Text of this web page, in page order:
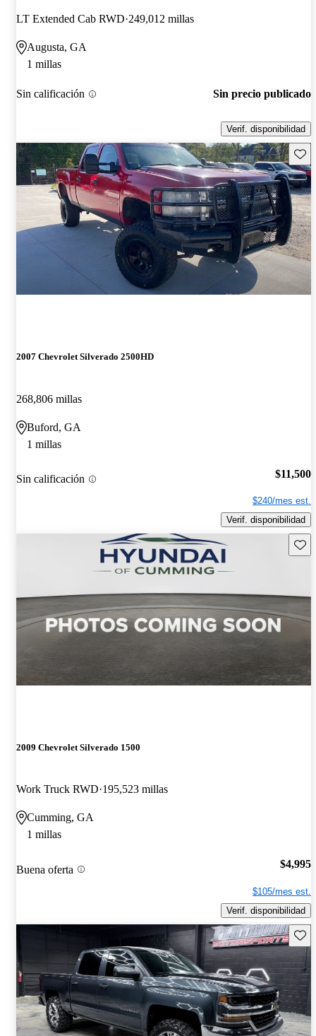
LT Extended Cab RWD 249,012 millas
Augusta, GA
1 millas
Sin calificación Sin precio publicado
Verif. disponibilidad
2007 Chevrolet Silverado 2500HD
268,806 millas
Buford, GA
1 millas
Sin calificación $11,500
$240/mes est.
Verif. disponibilidad
2009 Chevrolet Silverado 1500
Work Truck RWD 195,523 millas
Cumming, GA
1 millas
Buena oferta $4,995
$105/mes est.
Verif. disponibilidad